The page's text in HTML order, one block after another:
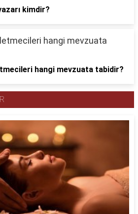
kimdir?
hangi mevzuata tabidir?